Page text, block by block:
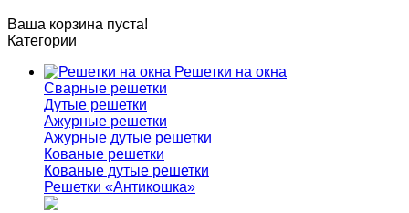
Ваша корзина пуста!
Категории
Решетки на окна
Сварные решетки
Дутые решетки
Ажурные решетки
Ажурные дутые решетки
Кованые решетки
Кованые дутые решетки
Решетки «Антикошка»